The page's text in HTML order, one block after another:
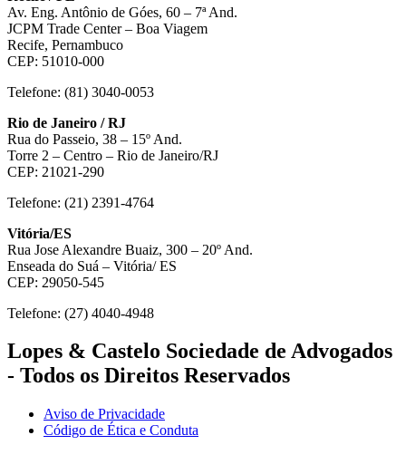
Av. Eng. Antônio de Góes, 60 – 7ª And.
JCPM Trade Center – Boa Viagem
Recife, Pernambuco
CEP: 51010-000
Telefone: (81) 3040-0053
Rio de Janeiro / RJ
Rua do Passeio, 38 – 15º And.
Torre 2 – Centro – Rio de Janeiro/RJ
CEP: 21021-290
Telefone: (21) 2391-4764
Vitória/ES
Rua Jose Alexandre Buaiz, 300 – 20º And.
Enseada do Suá – Vitória/ ES
CEP: 29050-545
Telefone: (27) 4040-4948
Lopes & Castelo Sociedade de Advogados
- Todos os Direitos Reservados
Aviso de Privacidade
Código de Ética e Conduta